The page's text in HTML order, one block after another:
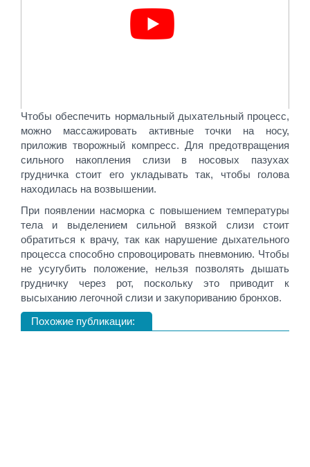
Чтобы обеспечить нормальный дыхательный процесс,
можно массажировать активные точки на носу,
приложив творожный компресс. Для предотвращения
сильного накопления слизи в носовых пазухах
грудничка стоит его укладывать так, чтобы голова
находилась на возвышении.
При появлении насморка с повышением температуры
тела и выделением сильной вязкой слизи стоит
обратиться к врачу, так как нарушение дыхательного
процесса способно спровоцировать пневмонию. Чтобы
не усугубить положение, нельзя позволять дышать
грудничку через рот, поскольку это приводит к
высыханию легочной слизи и закупориванию бронхов.
Похожие публикации: